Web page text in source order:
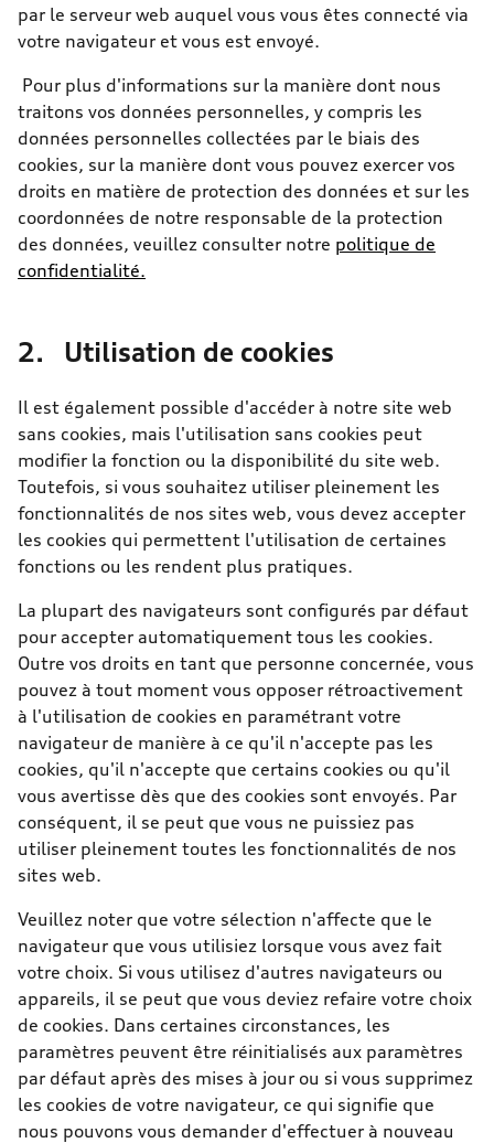
par le serveur web auquel vous vous êtes connecté via
votre navigateur et vous est envoyé.
Pour plus d'informations sur la manière dont nous
traitons vos données personnelles, y compris les
données personnelles collectées par le biais des
cookies, sur la manière dont vous pouvez exercer vos
droits en matière de protection des données et sur les
coordonnées de notre responsable de la protection
des données, veuillez consulter notre politique de
confidentialité.
2. Utilisation de cookies
Il est également possible d'accéder à notre site web
sans cookies, mais l'utilisation sans cookies peut
modifier la fonction ou la disponibilité du site web.
Toutefois, si vous souhaitez utiliser pleinement les
fonctionnalités de nos sites web, vous devez accepter
les cookies qui permettent l'utilisation de certaines
fonctions ou les rendent plus pratiques.
La plupart des navigateurs sont configurés par défaut
pour accepter automatiquement tous les cookies.
Outre vos droits en tant que personne concernée, vous
pouvez à tout moment vous opposer rétroactivement
à l'utilisation de cookies en paramétrant votre
navigateur de manière à ce qu'il n'accepte pas les
cookies, qu'il n'accepte que certains cookies ou qu'il
vous avertisse dès que des cookies sont envoyés. Par
conséquent, il se peut que vous ne puissiez pas
utiliser pleinement toutes les fonctionnalités de nos
sites web.
Veuillez noter que votre sélection n'affecte que le
navigateur que vous utilisiez lorsque vous avez fait
votre choix. Si vous utilisez d'autres navigateurs ou
appareils, il se peut que vous deviez refaire votre choix
de cookies. Dans certaines circonstances, les
paramètres peuvent être réinitialisés aux paramètres
par défaut après des mises à jour ou si vous supprimez
les cookies de votre navigateur, ce qui signifie que
nous pouvons vous demander d'effectuer à nouveau